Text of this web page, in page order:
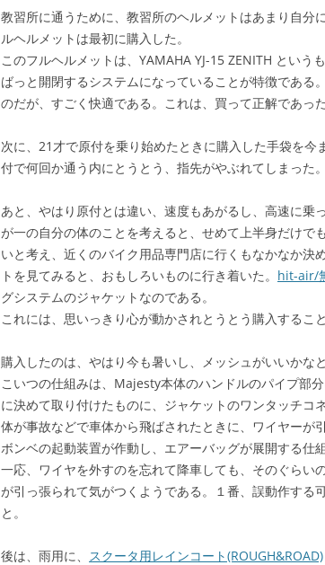
教習所に通うために、教習所のヘルメットはあまり自分
ルヘルメットは最初に購入した。
このフルヘルメットは、YAMAHA YJ-15 ZENITH という
ばっと開閉するシステムになっていることが特徴である
のだが、すごく快適である。これは、買って正解であった
次に、21才で原付を乗り始めたときに購入した手袋を
付で何回か通う内にとうとう、指先がやぶれてしまった
あと、やはり原付とは違い、速度もあがるし、高速に乗
が一の自分の体のことを考えると、せめて上半身だけで
いと考え、近くのバイク用品専門店に行くもなかなか決
トを見てみると、おもしろいものに行き着いた。 hit-air/
グシステムのジャケットなのである。
これには、思いっきり心が動かされとうとう購入すること
購入したのは、やはり今も暑いし、メッシュがいいかな
こいつの仕組みは、Majesty本体のハンドルのパイプ部
に決めて取り付けたものに、ジャケットのワンタッチコ
体が事故などで車体から飛ばされたときに、ワイヤーが
ボンベの起動装置が作動し、エアーバッグが展開する仕
一応、ワイヤを外すのを忘れて降車しても、そのぐらい
が引っ張られて気がつくようである。１番、誤動作する
と。
後は、雨用に、 スクータ用レインコート(ROUGH&ROAD)